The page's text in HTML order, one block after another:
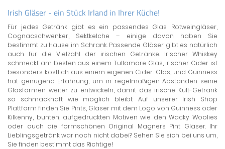
Irish Gläser - ein Stück Irland in Ihrer Küche!
Für jedes Getränk gibt es ein passendes Glas. Rotweingläser,
Cognacschwenker, Sektkelche – einige davon haben Sie
bestimmt zu Hause im Schrank. Passende Gläser gibt es natürlich
auch für die Vielzahl der irischen Getränke. Irischer Whiskey
schmeckt am besten aus einem Tullamore Glas, irischer Cider ist
besonders köstlich aus einem eigenen Cider-Glas, und Guinness
hat genügend Erfahrung, um in regelmäßigen Abständen seine
Glasformen weiter zu entwickeln, damit das irische Kult-Getränk
so schmackhaft wie möglich bleibt. Auf unserer Irish Shop
Plattform finden Sie Pints, Gläser mit dem Logo von Guinness oder
Kilkenny, bunten, aufgedruckten Motiven wie den Wacky Woolies
oder auch die formschönen Original Magners Pint Gläser. Ihr
Lieblingsgetränk war noch nicht dabei? Sehen Sie sich bei uns um,
Sie finden bestimmt das Richtige!